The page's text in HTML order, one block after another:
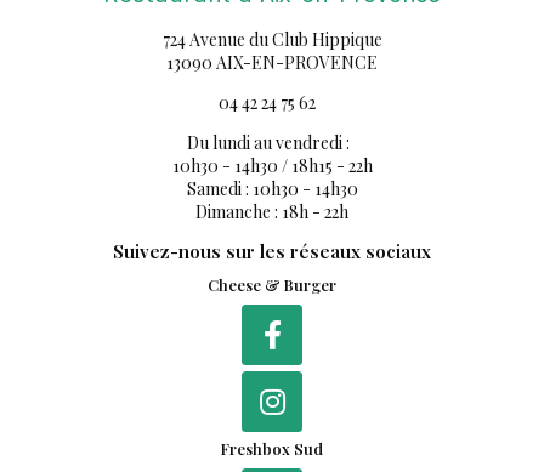
724 Avenue du Club Hippique
Du lundi au vendredi :
10h30 - 14h30 / 18h15 - 22h
Samedi : 10h30 - 14h30
Suivez-nous sur les réseaux sociaux
Cheese & Burger